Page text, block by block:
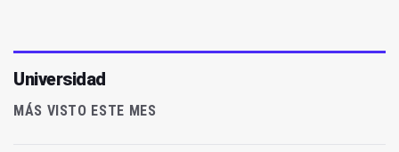
Universidad
MÁS VISTO ESTE MES